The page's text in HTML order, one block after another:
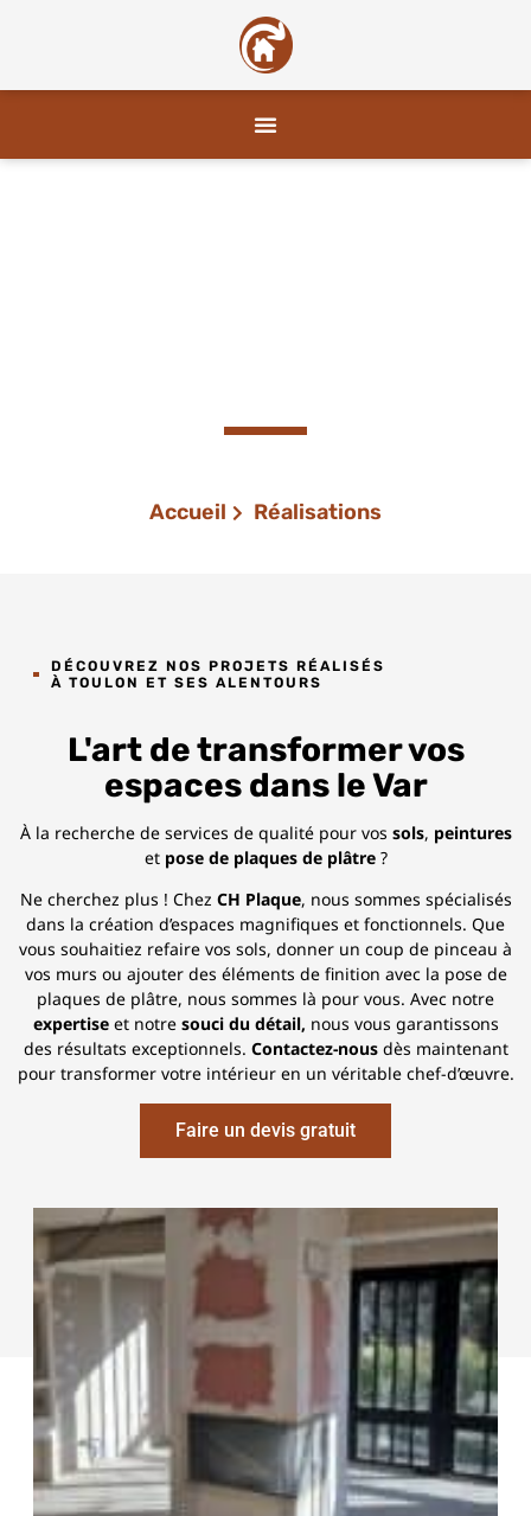
Accueil Réalisations
DÉCOUVREZ NOS PROJETS RÉALISÉS
À TOULON ET SES ALENTOURS
L'art de transformer vos
espaces dans le Var
À la recherche de services de qualité pour vos sols, peintures
et pose de plaques de plâtre?
Ne cherchez plus ! Chez CH Plaque, nous sommes spécialisés
dans la création d’espaces magnifiques et fonctionnels. Que
vous souhaitiez refaire vos sols, donner un coup de pinceau à
vos murs ou ajouter des éléments de finition avec la pose de
plaques de plâtre, nous sommes là pour vous. Avec notre
expertiseet notre souci du détail, nous vous garantissons
des résultats exceptionnels. Contactez-nousdès maintenant
pour transformer votre intérieur en un véritable chef-d’œuvre.
Faire un devis gratuit